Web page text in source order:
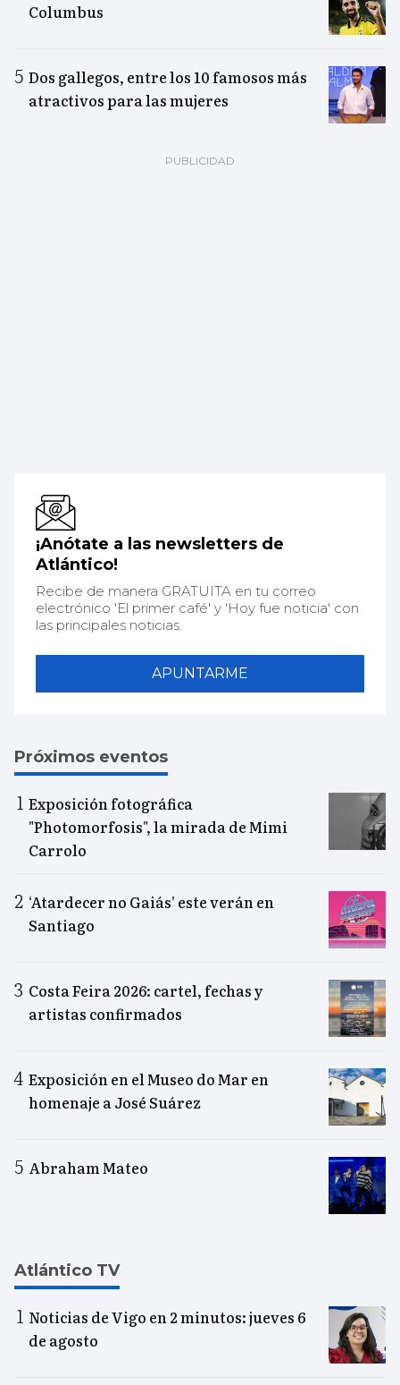
Columbus
Dos gallegos, entre los 10 famosos más
atractivos para las mujeres
¡Anótate a las newsletters de
Atlántico!
Recibe de manera GRATUITA en tu correo
electrónico 'El primer café' y 'Hoy fue noticia' con
las principales noticias.
APUNTARME
Próximos eventos
Exposición fotográfica
"Photomorfosis", la mirada de Mimi
Carrolo
‘Atardecer no Gaiás’ este verán en
Santiago
Costa Feira 2026: cartel, fechas y
artistas confirmados
Exposición en el Museo do Mar en
homenaje a José Suárez
Abraham Mateo
Atlántico TV
Noticias de Vigo en 2 minutos: jueves 6
de agosto